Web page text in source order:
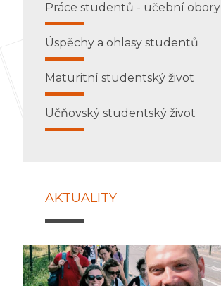
Práce studentů - učební obory
Úspěchy a ohlasy studentů
Maturitní studentský život
Učňovský studentský život
AKTUALITY